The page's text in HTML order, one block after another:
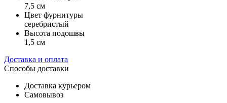
7,5 см
Цвет фурнитуры
серебристый
Высота подошвы
1,5 см
Доставка и оплата
Способы доставки
Доставка курьером
Самовывоз